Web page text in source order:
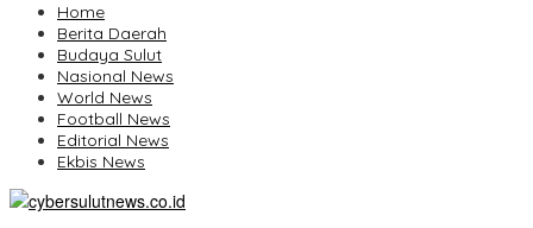
Home
Berita Daerah
Budaya Sulut
Nasional News
World News
Football News
Editorial News
Ekbis News